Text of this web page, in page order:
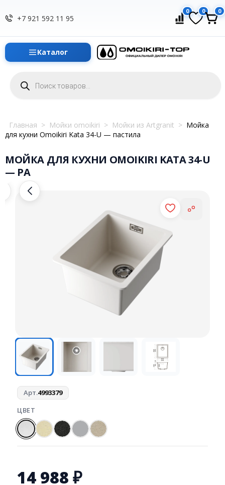
+7 921 592 11 95
0 0 0
Каталог
товаров
Главная > Мойки omoikiri > Мойки из Artgranit > Мойка
для кухни Omoikiri Kata 34-U — пастила
МОЙКА ДЛЯ КУХНИ OMOIKIRI KATA 34-U
— PA
Арт.4993379
ЦВЕТ
14 988 ₽